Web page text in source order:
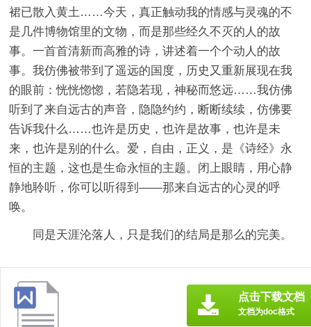
裙已散入黄土……今天，真正触动我的情感与灵魂的不
是几件博物馆里的文物，而是那些经久不灭的人的故
事。一首首清新而高雅的诗，讲述着一个个动人的故
事。我仿佛被带到了遥远的国度，历史又重新展现在我
的眼前：恍恍惚惚，若隐若现，神秘而悠远……我仿佛
听到了来自远古的声音，隐隐约约，断断续续，仿佛要
告诉我什么……也许是历史，也许是故事，也许是未
来，也许是别的什么。爱，自由，正义，是《诗经》永
恒的主题，这也是生命永恒的主题。闭上眼睛，用心静
静地聆听，你可以听得到——那来自远古的心灵的呼
唤。
同是天涯沦落人，只是我们的结局是那么的完美。
点击下载文档
文档为doc格式